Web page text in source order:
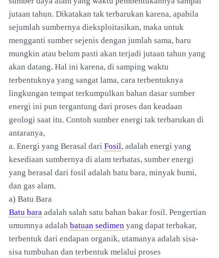
jutaan tahun. Dikatakan tak terbarukan karena, apabila
sejumlah sumbernya dieksploitasikan, maka untuk
mengganti sumber sejenis dengan jumlah sama, baru
mungkin atau belum pasti akan terjadi jutaan tahun yang
akan datang. Hal ini karena, di samping waktu
terbentuknya yang sangat lama, cara terbentuknya
lingkungan tempat terkumpulkan bahan dasar sumber
energi ini pun tergantung dari proses dan keadaan
geologi saat itu. Contoh sumber energi tak terbarukan di
antaranya,
a. Energi yang Berasal dari Fosil, adalah energi yang
kesediaan sumbernya di alam terbatas, sumber energi
yang berasal dari fosil adalah batu bara, minyak bumi,
dan gas alam.
a) Batu Bara
Batu bara adalah salah satu bahan bakar fosil. Pengertian
umumnya adalah batuan sedimen yang dapat terbakar,
terbentuk dari endapan organik, utamanya adalah sisa-
sisa tumbuhan dan terbentuk melalui proses